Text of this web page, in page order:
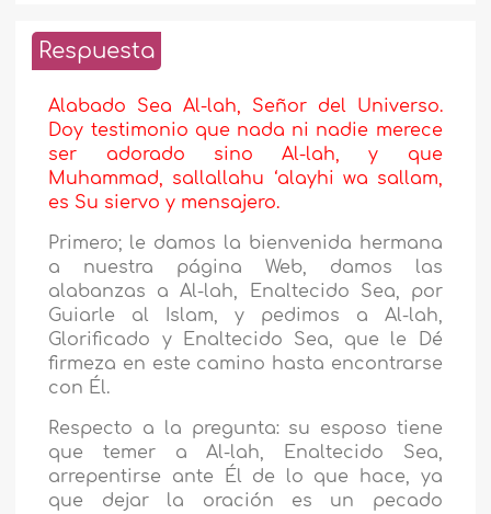
Respuesta
Alabado Sea Al-lah, Señor del Universo.
Doy testimonio que nada ni nadie merece
ser adorado sino Al-lah, y que
Muhammad, sallallahu ‘alayhi wa sallam,
es Su siervo y mensajero.
Primero; le damos la bienvenida hermana
a nuestra página Web, damos las
alabanzas a Al-lah, Enaltecido Sea, por
Guiarle al Islam, y pedimos a Al-lah,
Glorificado y Enaltecido Sea, que le Dé
firmeza en este camino hasta encontrarse
con Él.
Respecto a la pregunta: su esposo tiene
que temer a Al-lah, Enaltecido Sea,
arrepentirse ante Él de lo que hace, ya
que dejar la oración es un pecado